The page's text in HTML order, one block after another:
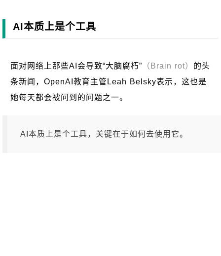
AI本质上是个工具
面对网络上那些AI会导致“大脑腐朽” （Brain rot） 的头
条新闻，OpenAI教育主管Leah Belsky表示，这也是
她每天都会被问到的问题之一。
AI本质上是个工具，关键在于如何去使用它。